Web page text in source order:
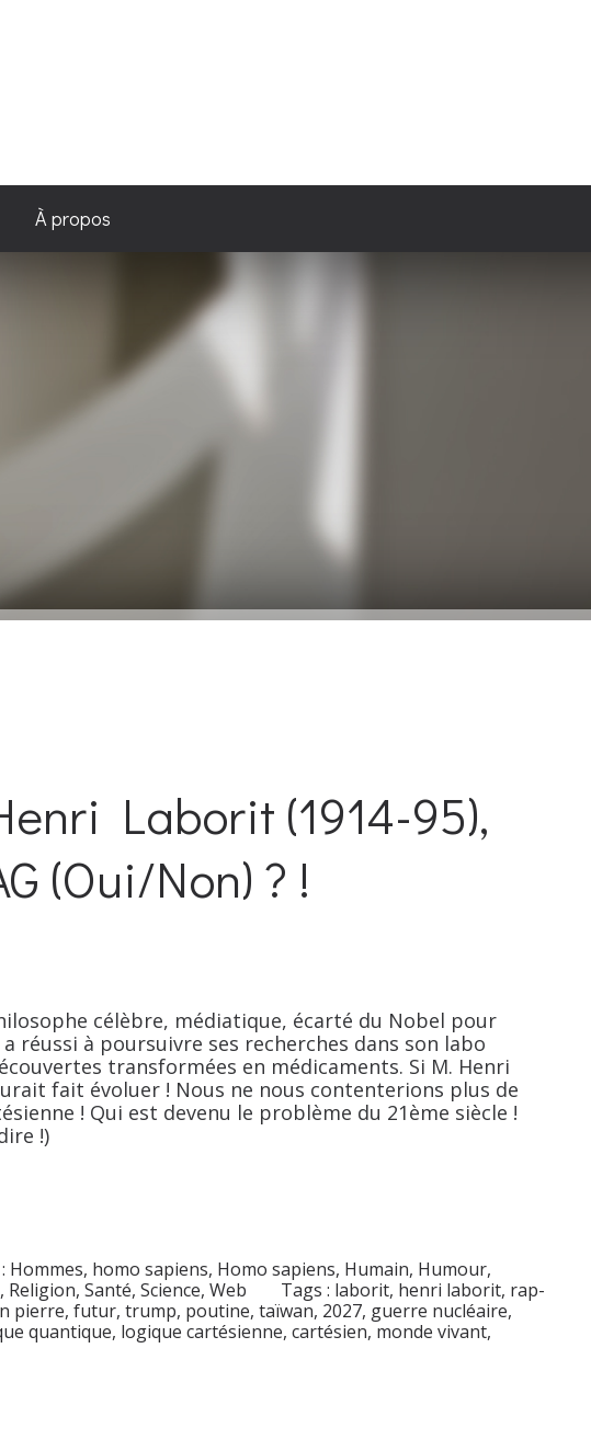
À propos
Laborit (1914-95),
(Oui/Non) ? !
célèbre, médiatique, écarté du Nobel pour
réussi à poursuivre ses recherches dans son labo
transformées en médicaments. Si M. Henri
fait évoluer ! Nous ne nous contenterions plus de
! Qui est devenu le problème du 21ème siècle !
!)
Hommes, homo sapiens, Homo sapiens, Humain, Humour,
, Religion, Santé, Science, Web Tags : laborit, henri laborit, rap-
pierre, futur, trump, poutine, taïwan, 2027, guerre nucléaire,
quantique, logique cartésienne, cartésien, monde vivant,